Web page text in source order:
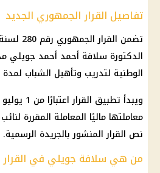
تفاصيل القرار الجمهوري الجديد
الدكتورة سلافة أحمد أحمد جويلي
الوطنية لتدريب وتأهيل الشباب لمدة
معاملتها ماليًا المعاملة المقررة
نص القرار المنشور بالجريدة الرسمية.
من هي سلافة جويلي في القرار